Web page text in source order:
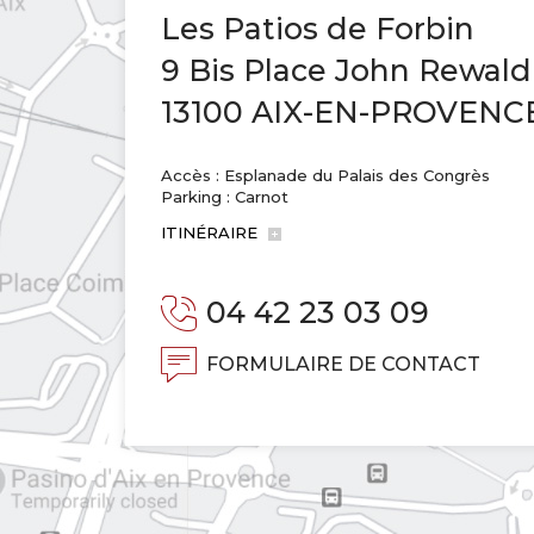
Les Patios de Forbin
9 Bis Place John Rewald
13100 AIX-EN-
Accès : Esplanade du Palais des Congrès
Parking : Carnot
ITINÉRAIRE
04 42 23 03 09
FORMULAIRE DE CONTACT